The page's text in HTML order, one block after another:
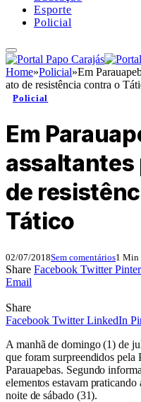
Esporte
Policial
Home»Policial»Em
ato de resistência contra o
Policial
Em
assaltantes
de
Tático
02/07/2018Sem comentários1 Min
Share Facebook Twitter
Email
Share
Facebook Twitter LinkedIn
A manhã de domingo (1) de
que foram surpreendidos
Parauapebas. Segundo
elementos estavam praticando
noite de sábado (31).